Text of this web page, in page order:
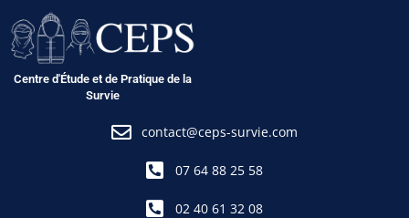
au
contenu
Centre d'Étude et de Pratique de la
Survie
contact@ceps-survie.com
07 64 88 25 58
02 40 61 32 08